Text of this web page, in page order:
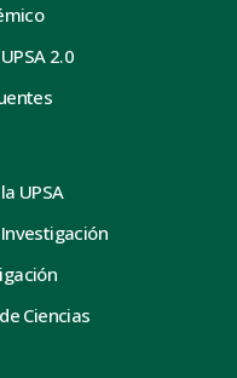
2.0
UPSA
Ciencias